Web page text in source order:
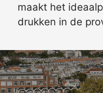
maakt het
drukken in de